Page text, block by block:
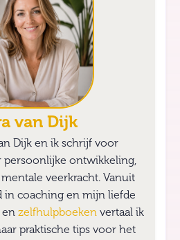
van Dijk
Dijk en ik schrijf voor
persoonlijke ontwikkeling,
veerkracht. Vanuit
in coaching en mijn liefde
en zelfhulpboeken vertaal ik
praktische tips voor het